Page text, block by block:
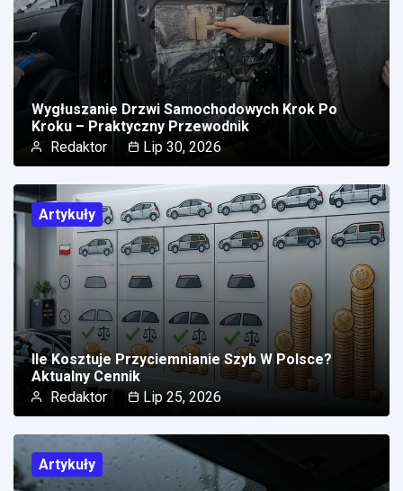
Wygłuszanie Drzwi Samochodowych Krok Po
Kroku – Praktyczny Przewodnik
Redaktor
Lip 30, 2026
Artykuły
Ile Kosztuje Przyciemnianie Szyb W Polsce?
Aktualny Cennik
Redaktor
Lip 25, 2026
Artykuły